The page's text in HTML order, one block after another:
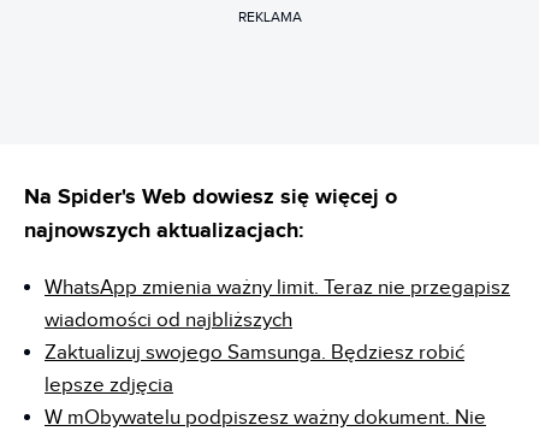
REKLAMA
Na Spider's Web dowiesz się więcej o
najnowszych aktualizacjach:
WhatsApp zmienia ważny limit. Teraz nie przegapisz
wiadomości od najbliższych
Zaktualizuj swojego Samsunga. Będziesz robić
lepsze zdjęcia
W mObywatelu podpiszesz ważny dokument. Nie